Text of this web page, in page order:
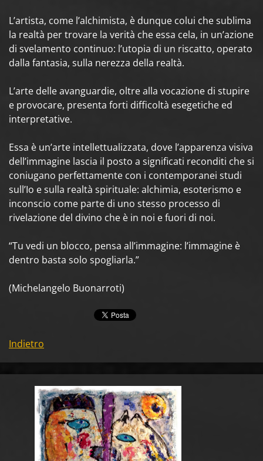
L’artista, come l’alchimista, è dunque colui che sublima
la realtà per trovare la verità che essa cela, in un’azione
di svelamento continuo: l’utopia di un riscatto, operato
dalla fantasia, sulla nerezza della realtà.
L’arte delle avanguardie, oltre alla vocazione di stupire
e provocare, presenta forti difficoltà esegetiche ed
interpretative.
Essa è un’arte intellettualizzata, dove l’apparenza visiva
dell’immagine lascia il posto a significati reconditi che si
coniugano perfettamente con i contemporanei studi
sull’Io e sulla realtà spirituale: alchimia, esoterismo e
inconscio come parte di uno stesso processo di
rivelazione del divino che è in noi e fuori di noi.
“Tu vedi un blocco, pensa all’immagine: l’immagine è
dentro basta solo spogliarla.”
(Michelangelo Buonarroti)
Indietro